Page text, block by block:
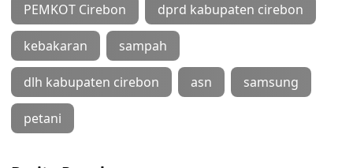
PEMKOT Cirebon dprd kabupaten cirebon
kebakaran sampah
dlh kabupaten cirebon asn samsung
petani